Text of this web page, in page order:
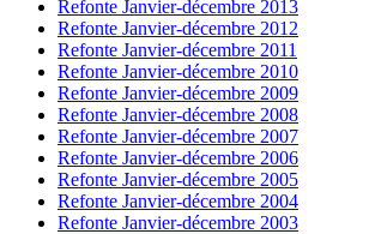
Refonte Janvier-décembre 2013
Refonte Janvier-décembre 2012
Refonte Janvier-décembre 2011
Refonte Janvier-décembre 2010
Refonte Janvier-décembre 2009
Refonte Janvier-décembre 2008
Refonte Janvier-décembre 2007
Refonte Janvier-décembre 2006
Refonte Janvier-décembre 2005
Refonte Janvier-décembre 2004
Refonte Janvier-décembre 2003